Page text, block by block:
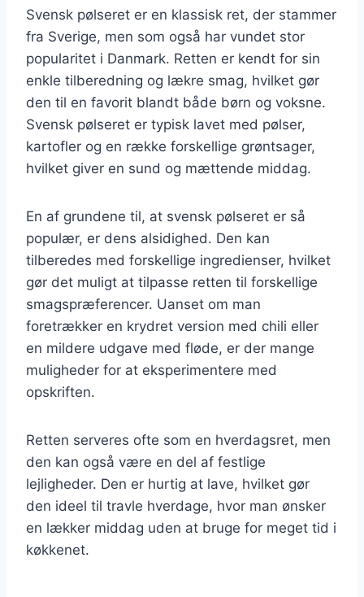
Svensk pølseret er en klassisk ret, der stammer
fra Sverige, men som også har vundet stor
popularitet i Danmark. Retten er kendt for sin
enkle tilberedning og lækre smag, hvilket gør
den til en favorit blandt både børn og voksne.
Svensk pølseret er typisk lavet med pølser,
kartofler og en række forskellige grøntsager,
hvilket giver en sund og mættende middag.
En af grundene til, at svensk pølseret er så
populær, er dens alsidighed. Den kan
tilberedes med forskellige ingredienser, hvilket
gør det muligt at tilpasse retten til forskellige
smagspræferencer. Uanset om man
foretrækker en krydret version med chili eller
en mildere udgave med fløde, er der mange
muligheder for at eksperimentere med
opskriften.
Retten serveres ofte som en hverdagsret, men
den kan også være en del af festlige
lejligheder. Den er hurtig at lave, hvilket gør
den ideel til travle hverdage, hvor man ønsker
en lækker middag uden at bruge for meget tid i
køkkenet.